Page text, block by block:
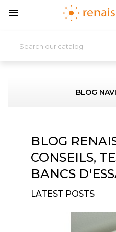

BLOG
BLOG
CONSEILS,
BANCS
LATEST POSTS